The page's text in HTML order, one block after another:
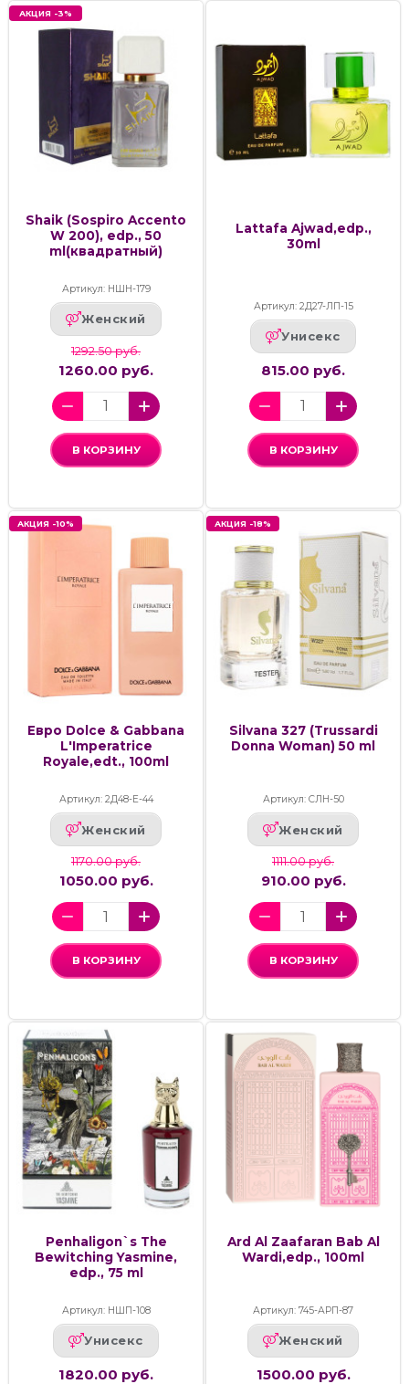
АКЦИЯ -3%
Shaik (Sospiro Accento
W 200), edp., 50
ml(квадратный)
Артикул: НШН-179
Женский
1292.50 руб.
1260.00 руб.
В КОРЗИНУ
Lattafa Ajwad,edp.,
30ml
Артикул: 2Д27-ЛП-15
Унисекс
815.00 руб.
В КОРЗИНУ
АКЦИЯ -10%
Евро Dolce & Gabbana
L'Imperatrice
Royale,edt., 100ml
Артикул: 2Д48-Е-44
Женский
1170.00 руб.
1050.00 руб.
В КОРЗИНУ
АКЦИЯ -18%
Silvana 327 (Trussardi
Donna Woman) 50 ml
Артикул: СЛН-50
Женский
1111.00 руб.
910.00 руб.
В КОРЗИНУ
Penhaligon`s The
Bewitching Yasmine,
edp., 75 ml
Артикул: НШП-108
Унисекс
1820.00 руб.
Ard Al Zaafaran Bab Al
Wardi,edp., 100ml
Артикул: 745-АРП-87
Женский
1500.00 руб.